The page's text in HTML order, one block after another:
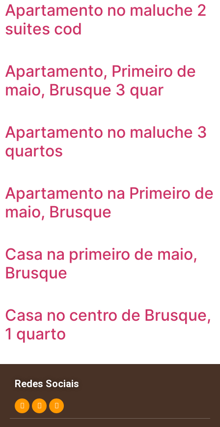
Apartamento no maluche 2
suites cod
Apartamento, Primeiro de
maio, Brusque 3 quar
Apartamento no maluche 3
quartos
Apartamento na Primeiro de
maio, Brusque
Casa na primeiro de maio,
Brusque
Casa no centro de Brusque,
1 quarto
Redes Sociais